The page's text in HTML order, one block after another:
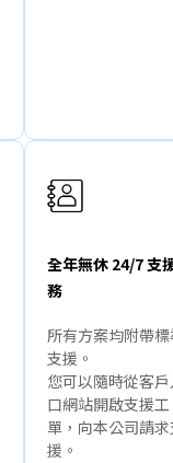
全年無休 24/7 支
務
所有方案均附帶
支援。
您可以隨時從客
口網站開啟支援工
單，向本公司請
援。